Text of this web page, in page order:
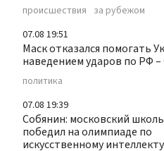
происшествия за рубежом
07.08 19:51
Маск отказался помогать
наведением ударов по РФ
политика
07.08 19:39
Собянин: московский
победил на олимпиаде по
искусственному интеллекту